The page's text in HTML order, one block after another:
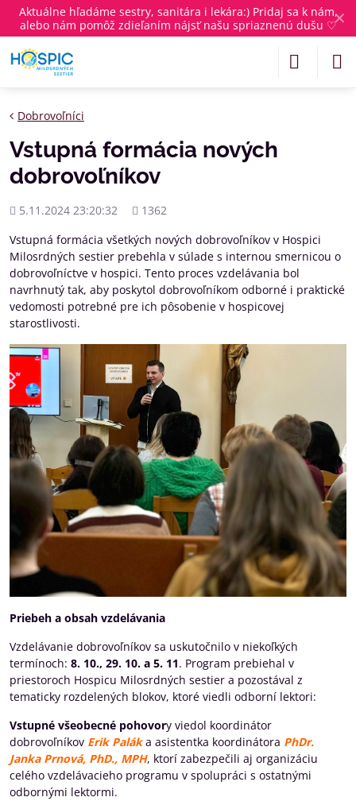
✕
Aktuálne hľadáme sestry, sanitára i lekára:) Pridaj sa k nám,
alebo nám pomôž zdieľaním nájsť našu spriaznenú dušu ♡
Dobrovoľníci
Vstupná formácia nových
dobrovoľníkov
Pridané
5.11.2024 23:20:32
Počet
1362
Vstupná formácia všetkých nových dobrovoľníkov v Hospici
Milosrdných sestier prebehla v súlade s internou smernicou o
dobrovoľníctve v hospici. Tento proces vzdelávania bol
navrhnutý tak, aby poskytol dobrovoľníkom odborné i praktické
vedomosti potrebné pre ich pôsobenie v hospicovej
starostlivosti.
Priebeh a obsah vzdelávania
Vzdelávanie dobrovoľníkov sa uskutočnilo v niekoľkých
termínoch: 8. 10., 29. 10. a 5. 11. Program prebiehal v
priestoroch Hospicu Milosrdných sestier a pozostával z
tematicky rozdelených blokov, ktoré viedli odborní lektori:
Vstupné všeobecné pohovory viedol koordinátor
dobrovoľníkov Erik Paláka asistentka koordinátora PhDr.
Janka Prnová, PhD., MPH, ktorí zabezpečili aj organizáciu
celého vzdelávacieho programu v spolupráci s ostatnými
odbornými lektormi.